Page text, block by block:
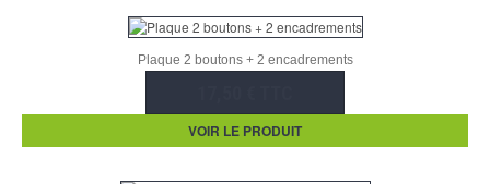
Plaque 2 boutons + 2 encadrements
VOIR LE PRODUIT